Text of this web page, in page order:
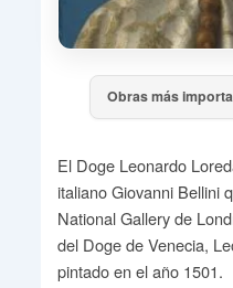
Obras más
El Doge Leonardo
italiano Giovanni Bellini
National Gallery de
del Doge de Venecia,
pintado en el año 1501.